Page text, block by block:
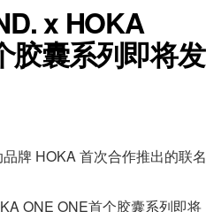
x HOKA
胶囊系列即将发
牌 HOKA 首次合作推出的联名